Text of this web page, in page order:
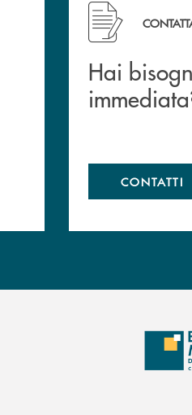
filiali&nbsp; di Banca
Hai bisogno di
Hai
CONTATTI